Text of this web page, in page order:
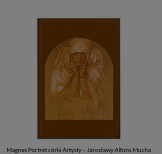
Magnes Portret córki Artysty – Jarosławy Alfons Mucha